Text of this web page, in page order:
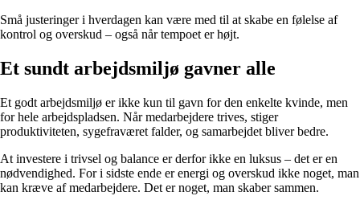
Små justeringer i hverdagen kan være med til at skabe en følelse af
kontrol og overskud – også når tempoet er højt.
Et sundt arbejdsmiljø gavner alle
Et godt arbejdsmiljø er ikke kun til gavn for den enkelte kvinde, men
for hele arbejdspladsen. Når medarbejdere trives, stiger
produktiviteten, sygefraværet falder, og samarbejdet bliver bedre.
At investere i trivsel og balance er derfor ikke en luksus – det er en
nødvendighed. For i sidste ende er energi og overskud ikke noget, man
kan kræve af medarbejdere. Det er noget, man skaber sammen.